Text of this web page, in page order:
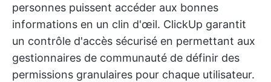
personnes puissent accéder aux bonnes
informations en un clin d'œil. ClickUp garantit
un contrôle d'accès sécurisé en permettant aux
gestionnaires de communauté de définir des
permissions granulaires pour chaque utilisateur.